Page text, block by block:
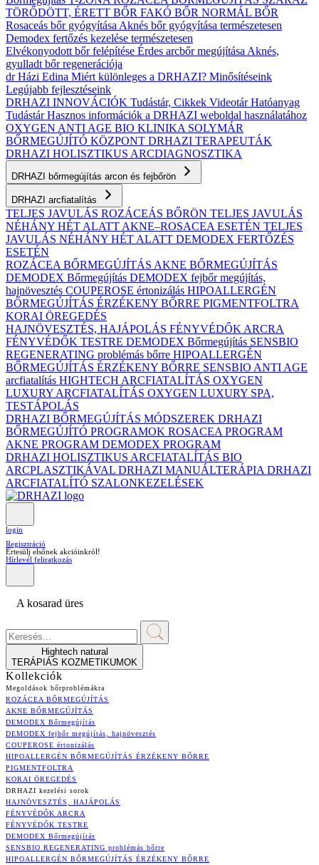
TÖRŐDÖTT, ÉRETT BŐR FAKÓ BŐR NORMÁL BŐR
Rosaceás bőr gyógyítása Aknés bőr gyógyítása természetesen
Demodex fertőzés kezelése természetesen
Elvékonyodott bőr felépítése Érdes arcbőr megújítása Aknés,
gyulladt bőr regenerációja
dr Házi Edina Miért különleges a DRHAZI? Minősítéseink
Legújabb fejlesztéseink
DRHAZI INNOVÁCIÓK Tudástár, Cikkek VideotárHatóanyag
TudástárHasznos információk a DRHAZI weboldal használatához
OXYGEN ANTI AGE BIO KLINIKA SOLYMÁR
BŐRMEGÚJÍTÓ KÖZPONT DRHAZI TERAPEUTÁK
DRHAZI HOLISZTIKUS ARCDIAGNOSZTIKA
DRHAZI bőrmegújítás arcon és fejbőrön
DRHAZI arcfiatalítás
TELJES JAVULÁS ROZÁCEÁS BŐRÖN TELJES JAVULÁS
NÉHÁNY HÉT ALATT AKNE–ROSACEA ESETÉN TELJES
JAVULÁS NÉHÁNY HÉT ALATT DEMODEX FERTŐZÉS
ESETÉN
ROZÁCEA BŐRMEGÚJÍTÁS AKNE BŐRMEGÚJÍTÁS
DEMODEX Bőrmegújítás DEMODEX fejbőr megújítás,
hajnövesztés COUPEROSE értonizálás HIPOALLERGÉN
BŐRMEGÚJÍTÁS ÉRZÉKENY BŐRRE PIGMENTFOLTRA
KORAI ÖREGEDÉS
HAJNÖVESZTÉS, HAJÁPOLÁS FÉNYVÉDŐK ARCRA
FÉNYVÉDŐK TESTRE DEMODEX Bőrmegújítás SENSBIO
REGENERATING problémás bőrre HIPOALLERGÉN
BŐRMEGÚJÍTÁS ÉRZÉKENY BŐRRE SENSBIO ANTI AGE
arcfiatalítás HIGHTECH ARCFIATALÍTÁS OXYGEN
LUXURY ARCFIATALÍTÁS OXYGEN LUXURY SPA,
TESTÁPOLÁS
DRHAZI BŐRMEGÚJÍTÁS MÓDSZEREK DRHAZI
BŐRMEGÚJÍTÓ PROGRAMOK ROSACEA PROGRAM
AKNE PROGRAM DEMODEX PROGRAM
DRHAZI HOLISZTIKUS ARCFIATALÍTÁS BIO
ARCPLASZTIKÁVAL DRHAZI MANUÁLTERÁPIA DRHAZI
ARCFIATALÍTÓ SZALONKEZELÉSEK
login
Regisztráció
Értesülj elsőnek akcióinkról!
Hírlevél feliratkozás
A kosarad üres
Hightech natural
TERÁPIÁS KOZMETIKUMOK
Kollekciók
Megoldások bőrproblémákra
ROZÁCEA BŐRMEGÚJÍTÁS
AKNE BŐRMEGÚJÍTÁS
DEMODEX Bőrmegújítás
DEMODEX fejbőr megújítás, hajnövesztés
COUPEROSE értonizálás
HIPOALLERGÉN BŐRMEGÚJÍTÁS ÉRZÉKENY BŐRRE
PIGMENTFOLTRA
KORAI ÖREGEDÉS
DRHAZI kezelési sorok
HAJNÖVESZTÉS, HAJÁPOLÁS
FÉNYVÉDŐK ARCRA
FÉNYVÉDŐK TESTRE
DEMODEX Bőrmegújítás
SENSBIO REGENERATING problémás bőrre
HIPOALLERGÉN BŐRMEGÚJÍTÁS ÉRZÉKENY BŐRRE